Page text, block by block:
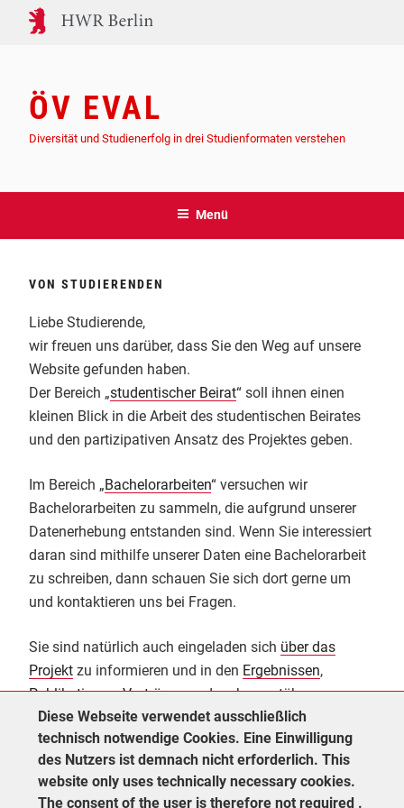
Inhalt
ÖV EVAL
Diversität und Studienerfolg in drei Studienformaten verstehen
Menü
VON STUDIERENDEN
Liebe Studierende,
wir freuen uns darüber, dass Sie den Weg auf unsere
Website gefunden haben.
Der Bereich „studentischer Beirat“ soll ihnen einen
kleinen Blick in die Arbeit des studentischen Beirates
und den partizipativen Ansatz des Projektes geben.
Im Bereich „Bachelorarbeiten“ versuchen wir
Bachelorarbeiten zu sammeln, die aufgrund unserer
Datenerhebung entstanden sind. Wenn Sie interessiert
daran sind mithilfe unserer Daten eine Bachelorarbeit
zu schreiben, dann schauen Sie sich dort gerne um
und kontaktieren uns bei Fragen.
Sie sind natürlich auch eingeladen sich über das
Projekt zu informieren und in den Ergebnissen,
Publikationen,Vorträgenund mehr zu stöbern.
Diese Webseite verwendet ausschließlich
technisch notwendige Cookies. Eine Einwilligung
des Nutzers ist demnach nicht erforderlich. This
website only uses technically necessary cookies.
The consent of the user is therefore not required .